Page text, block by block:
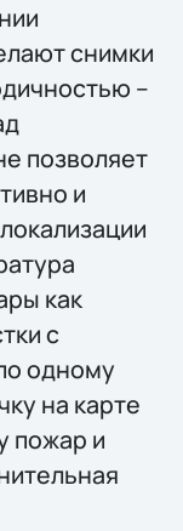
снимки
–
позволяет
и
как
с
одному
на карте
пожар и